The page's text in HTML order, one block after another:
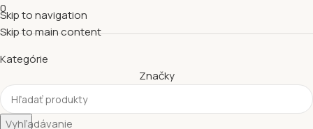
Skip to navigation
Skip to main content
0
Kategórie
Značky
Vyhľadávanie